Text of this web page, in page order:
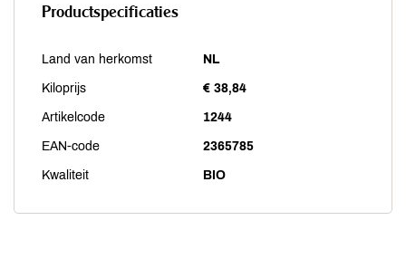
Productspecificaties
Land van herkomst NL
Kiloprijs € 38,84
Artikelcode 1244
EAN-code 2365785
Kwaliteit BIO